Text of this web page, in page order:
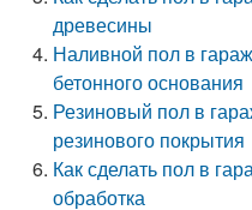
древесины
Наливной пол в
бетонного основания
Резиновый пол в
резинового покрытия
Как сделать пол в
обработка